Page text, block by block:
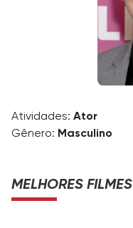
Atividades: Ator
Gênero: Masculino
MELHORES FILMES